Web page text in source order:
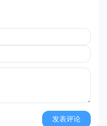
发表评论